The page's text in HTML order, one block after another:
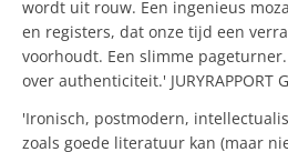
wordt uit rouw. Een ingenieus
en registers, dat onze tijd een
voorhoudt. Een slimme
over authenticiteit.' JURYRAPPORT
'Ironisch, postmodern,
zoals goede literatuur kan (maar